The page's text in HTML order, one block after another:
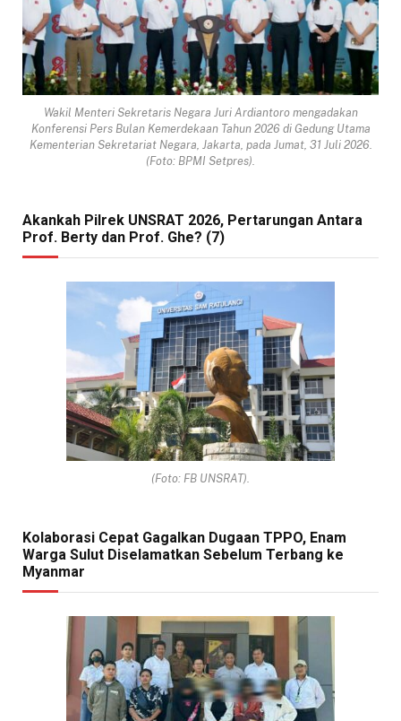
Wakil Menteri Sekretaris Negara Juri Ardiantoro mengadakan
Konferensi Pers Bulan Kemerdekaan Tahun 2026 di Gedung Utama
Kementerian Sekretariat Negara, Jakarta, pada Jumat, 31 Juli 2026.
(Foto: BPMI Setpres).
Akankah Pilrek UNSRAT 2026, Pertarungan Antara
Prof. Berty dan Prof. Ghe? (7)
(Foto: FB UNSRAT).
Kolaborasi Cepat Gagalkan Dugaan TPPO, Enam
Warga Sulut Diselamatkan Sebelum Terbang ke
Myanmar